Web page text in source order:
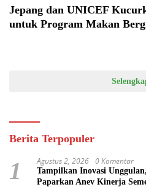
Jepang dan UNICEF
untuk Program Makan
Berita Terpopuler
1 Agustus 2, 2026 0 Komentar
Tampilkan Inovasi
Paparkan Anev Kinerja